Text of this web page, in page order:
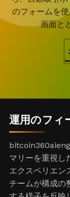
のフォームを
画面と
運用のフィ
マリーを重視し
エクスペリエン
チームが構成の